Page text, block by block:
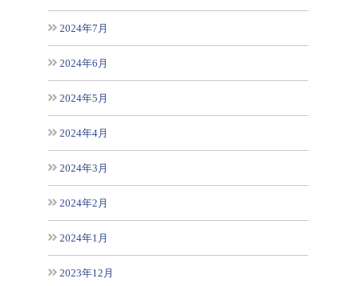
2024年7月
2024年6月
2024年5月
2024年4月
2024年3月
2024年2月
2024年1月
2023年12月